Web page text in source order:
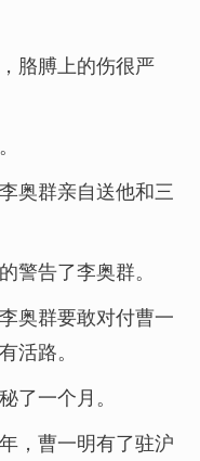
胳膊上的伤很严
奥群亲自送他和三
警告了李奥群。
奥群要敢对付曹一
活路。
了一个月。
，曹一明有了驻沪